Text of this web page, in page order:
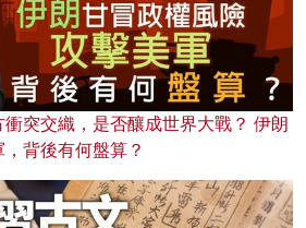
突交織，是否釀成世界大戰？ 伊朗
背後有何盤算？